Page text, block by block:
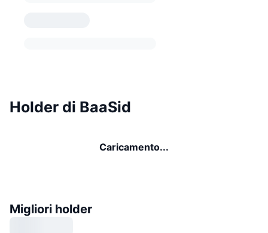
Holder di BaaSid
Caricamento...
Migliori holder